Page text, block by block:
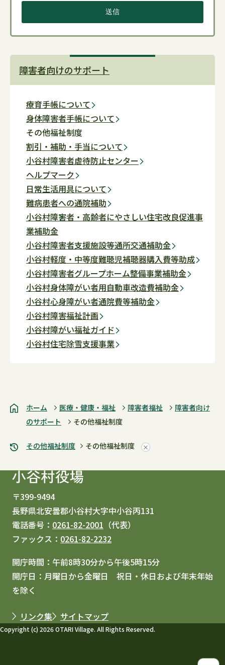
障害者向けのサポート
療育手帳について
身体障害者手帳について
その他福祉制度
割引・補助・手当について
小谷村障害者虐待防止センター
ヘルプマーク
日常生活用具について
難病患者への通院補助
小谷村障害者・高齢者にやさしい住宅改良促進事
業補助金
小谷村障害者支援施設等通所交通補助金
小谷村軽度・中等度難聴児補聴器購入費等助成
小谷村障害者グループホーム整備事業補助金
小谷村身体障がい者用自動車改造費補助金
小谷村心身障がい者通院費等補助金
小谷村障害福祉計画
小谷村障がい福祉ガイド
小谷村住宅除雪支援事業
ホーム 医療・健康・福祉 障害者福祉
障害者向け
のサポート
その他福祉制度
その他福祉制度 その他福祉制度
〒399-9494
長野県北安曇郡小谷村大字中小谷丙131
電話番号： 0261-82-2001 （代表）
ファックス： 0261-82-2232
開庁時間：午前8時30分から午後5時15分
開庁日：月曜日から金曜日 祝日・休日および年末年始
を除く
リンク集 サイトマップ
Copyright (c) 2026 OTARI Village. All Rights Reserved.